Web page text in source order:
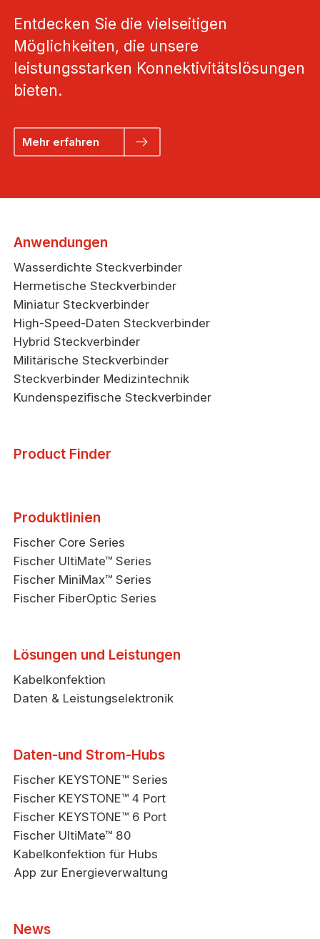
Entdecken Sie die vielseitigen
Möglichkeiten, die unsere
leistungsstarken Konnektivitätslösungen
bieten.
Mehr erfahren
Anwendungen
Wasserdichte Steckverbinder
Hermetische Steckverbinder
Miniatur Steckverbinder
High-Speed-Daten Steckverbinder
Hybrid Steckverbinder
Militärische Steckverbinder
Steckverbinder Medizintechnik
Kundenspezifische Steckverbinder
Product Finder
Produktlinien
Fischer Core Series
Fischer UltiMate™ Series
Fischer MiniMax™ Series
Fischer FiberOptic Series
Lösungen und Leistungen
Kabelkonfektion
Daten & Leistungselektronik
Daten-und Strom-Hubs
Fischer KEYSTONE™ Series
Fischer KEYSTONE™ 4 Port
Fischer KEYSTONE™ 6 Port
Fischer UltiMate™ 80
Kabelkonfektion für Hubs
App zur Energieverwaltung
News